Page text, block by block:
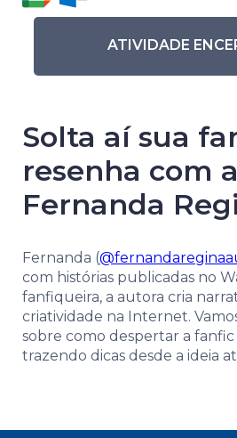
ATIVIDADE
Solta aí sua
resenha com
Fernanda
Fernanda (
com histórias publicadas no
fanfiqueira, a autora cria
criatividade na Internet.
sobre como despertar a
trazendo dicas desde a ideia